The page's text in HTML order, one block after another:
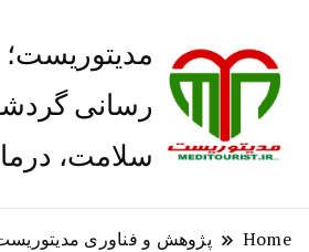
رسانی
سلامت،
Home پژوهش و فناوری